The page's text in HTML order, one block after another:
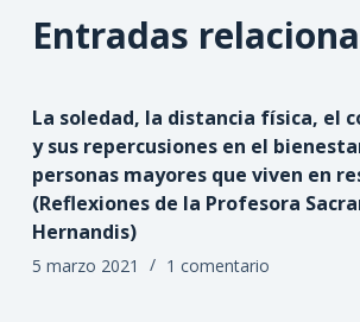
Entradas
La soledad, la distancia física, el
y sus repercusiones en el
personas mayores que viven en
(Reflexiones de la Profesora
Hernandis)
5 marzo 2021 1 comentario